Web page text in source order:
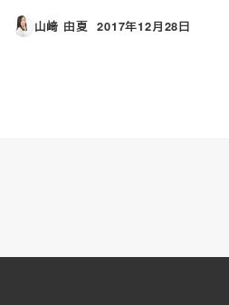
山﨑 由夏
投稿日
2017年12月28日